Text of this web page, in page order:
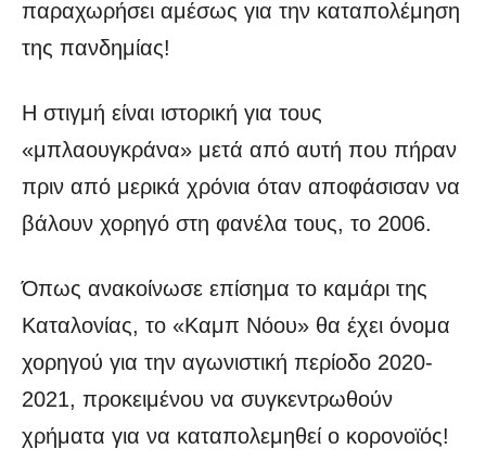
παραχωρήσει αμέσως για την καταπολέμηση
της πανδημίας!
Η στιγμή είναι ιστορική για τους
«μπλαουγκράνα» μετά από αυτή που πήραν
πριν από μερικά χρόνια όταν αποφάσισαν να
βάλουν χορηγό στη φανέλα τους, το 2006.
Όπως ανακοίνωσε επίσημα το καμάρι της
Καταλονίας, το «Καμπ Νόου» θα έχει όνομα
χορηγού για την αγωνιστική περίοδο 2020-
2021, προκειμένου να συγκεντρωθούν
χρήματα για να καταπολεμηθεί ο κορονοϊός!